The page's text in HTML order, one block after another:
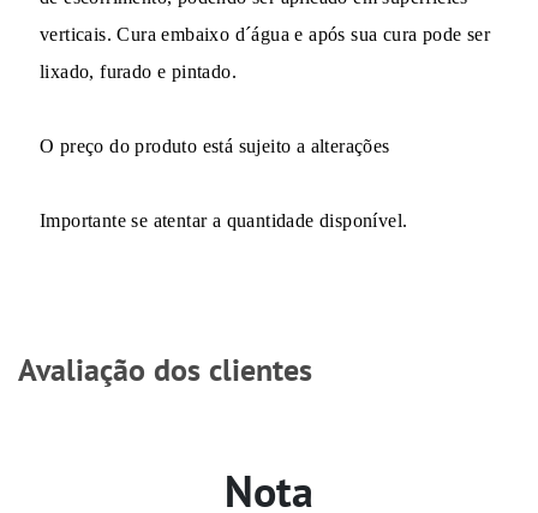
verticais. Cura embaixo d´água e após sua cura pode ser
lixado, furado e pintado.
O preço do produto está sujeito a alterações
Importante se atentar a quantidade disponível.
Avaliação dos clientes
Nota